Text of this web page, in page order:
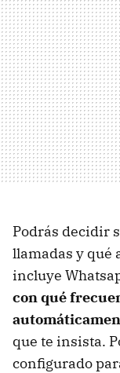
Podrás decidir
llamadas y qué
incluye
con qué
que te insista.
configurado